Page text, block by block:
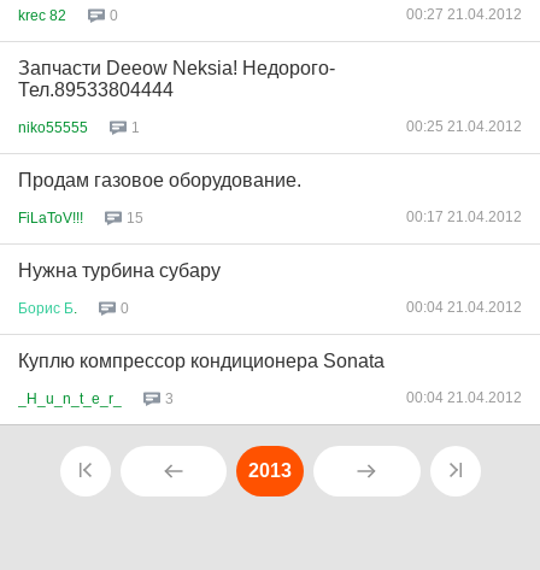
krec 82 0 00:27 21.04.2012
Запчасти Deeow Neksia! Недорого-
Тел.89533804444
niko55555 1 00:25 21.04.2012
Продам газовое оборудование.
FiLaToV!!! 15 00:17 21.04.2012
Нужна турбина субару
Борис Б 0 00:04 21.04.2012
Куплю компрессор кондиционера Sonata
_H_u_n_t_e_r_ 3 00:04 21.04.2012
2013